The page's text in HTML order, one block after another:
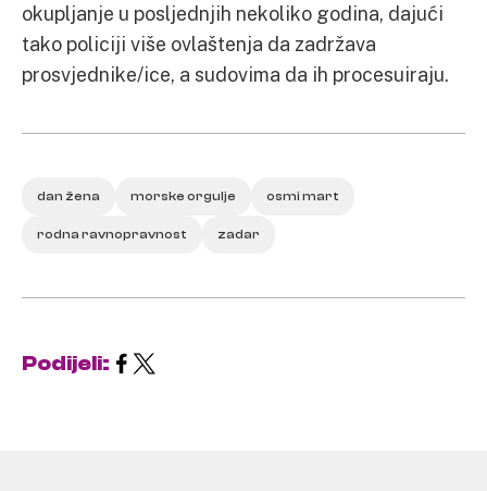
okupljanje u posljednjih nekoliko godina, dajući
tako policiji više ovlaštenja da zadržava
prosvjednike/ice, a sudovima da ih procesuiraju.
dan žena morske orgulje osmi mart
rodna ravnopravnost zadar
Podijeli: